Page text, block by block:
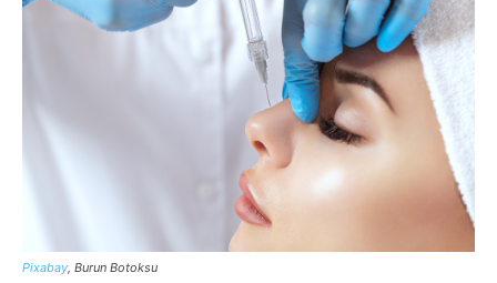
Pixabay, Burun Botoksu